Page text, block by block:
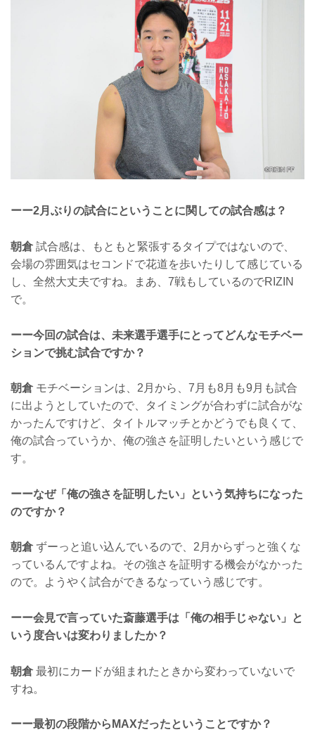
ーー2月ぶりの試合にということに関しての試合感は？
朝倉試合感は、もともと緊張するタイプではないので、
会場の雰囲気はセコンドで花道を歩いたりして感じている
し、全然大丈夫ですね。まあ、7戦もしているのでRIZIN
で。
ーー今回の試合は、未来選手選手にとってどんなモチベー
ションで挑む試合ですか？
朝倉モチベーションは、2月から、7月も8月も9月も試合
に出ようとしていたので、タイミングが合わずに試合がな
かったんですけど、タイトルマッチとかどうでも良くて、
俺の試合っていうか、俺の強さを証明したいという感じで
す。
ーーなぜ「俺の強さを証明したい」という気持ちになった
のですか？
朝倉ずーっと追い込んでいるので、2月からずっと強くな
っているんですよね。その強さを証明する機会がなかった
ので。ようやく試合ができるなっていう感じです。
ーー会見で言っていた斎藤選手は「俺の相手じゃない」と
いう度合いは変わりましたか？
朝倉最初にカードが組まれたときから変わっていないで
すね。
ーー最初の段階からMAXだったということですか？